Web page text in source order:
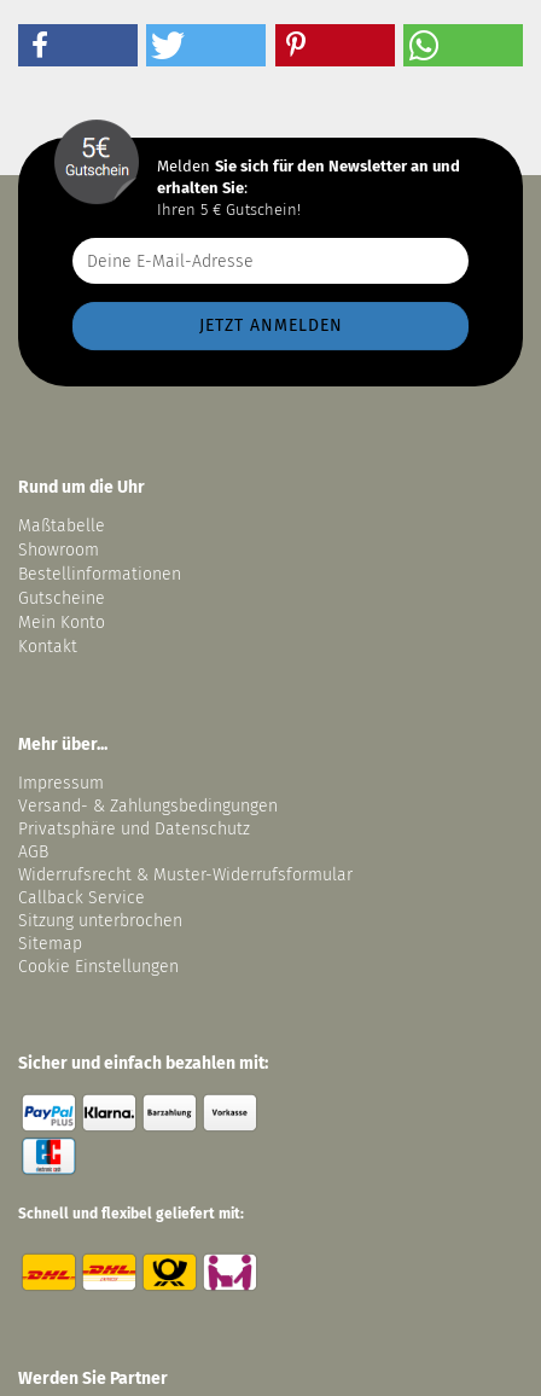
Melden Sie sich für den Newsletter an und
erhalten Sie:
Ihren 5 € Gutschein!
Rund um die Uhr
Maßtabelle
Showroom
Bestellinformationen
Gutscheine
Mein Konto
Kontakt
Mehr über...
Impressum
Versand- & Zahlungsbedingungen
Privatsphäre und Datenschutz
AGB
Widerrufsrecht & Muster-Widerrufsformular
Callback Service
Sitzung unterbrochen
Sitemap
Cookie Einstellungen
Sicher und einfach bezahlen mit:
Schnell und flexibel geliefert mit:
Werden Sie Partner